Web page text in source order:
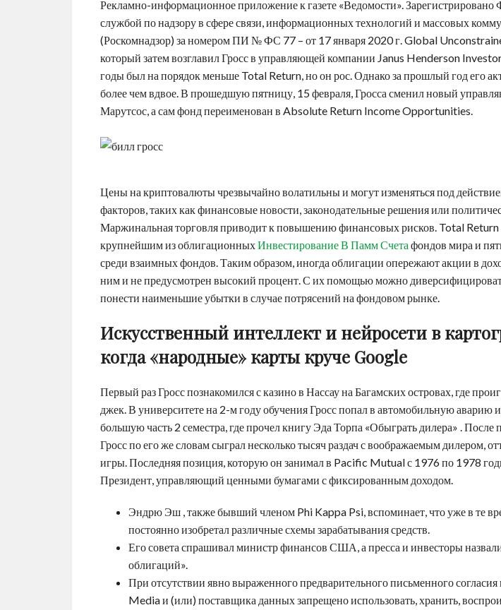
Рекламно-информационное приложение к газете «Ведомости». Зарегистрировано
службой по надзору в сфере связи, информационных технологий и массовых
(Роскомнадзор) за номером ПИ № ФС 77 – от 17 января 2020 г. Global
который затем возглавил Гросс в управляющей компании Janus Henderson
годы был на порядок меньше Total Return, но он рос. Однако за прошлый год его
более чем вдвое. В прошедшую пятницу, 15 февраля, Гросса сменил новый
Марутсос, а сам фонд переименован в Absolute Return Income Opportunities.
Цены на криптовалюты чрезвычайно волатильны и могут изменяться под
факторов, таких как финансовые новости, законодательные решения или
Маржинальная торговля приводит к повышению финансовых рисков. Total Return
крупнейшим из облигационныхИнвестирование В Памм Счета фондов мира и
среди взаимных фондов. Таким образом, иногда облигации опережают акции в
ним и не предусмотрен высокий процент. С их помощью можно
понести наименьшие убытки в случае потрясений на фондовом рынке.
Искусственный интеллект и нейросети в
когда «народные» карты круче Google
Первый раз Гросс познакомился с казино в Нассау на Багамских островах, где
джек. В университете на 2-м году обучения Гросс попал в автомобильную аварию
большую часть 2 семестра, где прочел книгу Эда Торпа «Обыграть дилера» . После
Гросс по его же словам сыграл несколько тысяч раздач с воображаемым дилером,
игры. Последняя позиция, которую он занимал в Pacific Mutual с 1976 по 1978
Президент, управляющий ценными бумагами с фиксированным доходом.
Эндрю Эш , также бывший членом Phi Kappa Psi, вспоминает, что уже в те
постоянно изобретал различные схемы зарабатывания средств.
Его совета спрашивал министр финансов США, а пресса и инвесторы
облигаций».
При отсутствии явно выраженного предварительного письменного
Media и (или) поставщика данных запрещено использовать, хранить,